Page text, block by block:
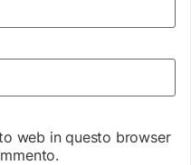
web in questo browser